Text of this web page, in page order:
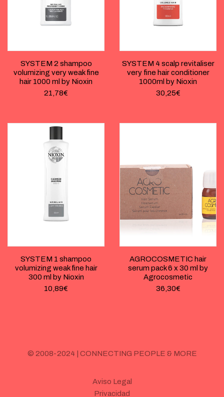
SYSTEM 2 shampoo
volumizing very weak fine
hair 1000 ml by Nioxin
21,78€
SYSTEM 4 scalp revitaliser
very fine hair conditioner
1000ml by Nioxin
30,25€
SYSTEM 1 shampoo
volumizing weak fine hair
300 ml by Nioxin
10,89€
AGROCOSMETIC hair
serum pack 6 x 30 ml by
Agrocosmetic
36,30€
© 2008-2024 | CONNECTING PEOPLE & MORE
Aviso Legal
Privacidad